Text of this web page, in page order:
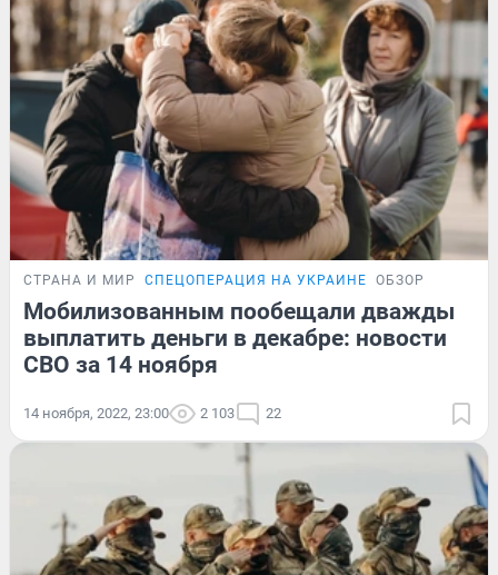
СТРАНА И МИР СПЕЦОПЕРАЦИЯ НА УКРАИНЕ ОБЗОР
Мобилизованным пообещали дважды
выплатить деньги в декабре: новости
СВО за 14 ноября
14 ноября, 2022, 23:00 2 103 22